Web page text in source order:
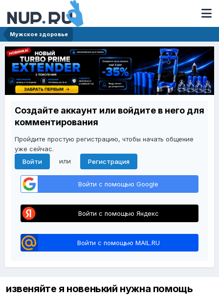
Мужское здоровье
Создайте аккаунт или войдите в него для
комментирования
Пройдите простую регистрацию, чтобы начать общение
уже сейчас.
Войти
или Регистрация
Войти с помощью Google
Войти с помощью Яндекс
Войти с помощью MAIL.RU
извеняйте я новенький нужна помощь